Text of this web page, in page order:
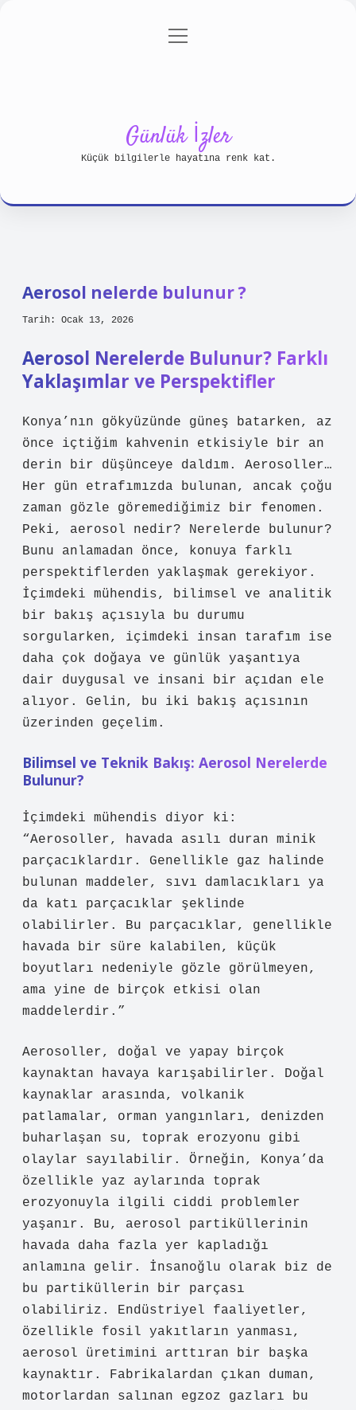
Gizlilik Politikası
menüyü
Günlük İzler
Küçük bilgilerle hayatına renk kat.
Aerosol nelerde bulunur ?
Tarih: Ocak 13, 2026
Aerosol Nerelerde Bulunur? Farklı
Yaklaşımlar ve Perspektifler
Konya’nın gökyüzünde güneş batarken, az
önce içtiğim kahvenin etkisiyle bir an
derin bir düşünceye daldım. Aerosoller…
Her gün etrafımızda bulunan, ancak çoğu
zaman gözle göremediğimiz bir fenomen.
Peki, aerosol nedir? Nerelerde bulunur?
Bunu anlamadan önce, konuya farklı
perspektiflerden yaklaşmak gerekiyor.
İçimdeki mühendis, bilimsel ve analitik
bir bakış açısıyla bu durumu
sorgularken, içimdeki insan tarafım ise
daha çok doğaya ve günlük yaşantıya
dair duygusal ve insani bir açıdan ele
alıyor. Gelin, bu iki bakış açısının
üzerinden geçelim.
Bilimsel ve Teknik Bakış: Aerosol Nerelerde
Bulunur?
İçimdeki mühendis diyor ki:
“Aerosoller, havada asılı duran minik
parçacıklardır. Genellikle gaz halinde
bulunan maddeler, sıvı damlacıkları ya
da katı parçacıklar şeklinde
olabilirler. Bu parçacıklar, genellikle
havada bir süre kalabilen, küçük
boyutları nedeniyle gözle görülmeyen,
ama yine de birçok etkisi olan
maddelerdir.”
Aerosoller, doğal ve yapay birçok
kaynaktan havaya karışabilirler. Doğal
kaynaklar arasında, volkanik
patlamalar, orman yangınları, denizden
buharlaşan su, toprak erozyonu gibi
olaylar sayılabilir. Örneğin, Konya’da
özellikle yaz aylarında toprak
erozyonuyla ilgili ciddi problemler
yaşanır. Bu, aerosol partiküllerinin
havada daha fazla yer kapladığı
anlamına gelir. İnsanoğlu olarak biz de
bu partiküllerin bir parçası
olabiliriz. Endüstriyel faaliyetler,
özellikle fosil yakıtların yanması,
aerosol üretimini arttıran bir başka
kaynaktır. Fabrikalardan çıkan duman,
motorlardan salınan egzoz gazları bu